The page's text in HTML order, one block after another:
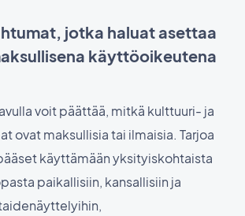
jotka haluat asettaa
käyttöoikeutena
voit päättää, mitkä kulttuuri- ja
ovat maksullisia tai ilmaisia. Tarjoa
käyttämään yksityiskohtaista
paikallisiin, kansallisiin ja